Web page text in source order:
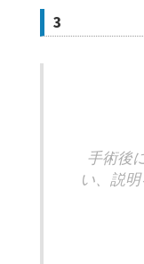
3
手術後
い、説